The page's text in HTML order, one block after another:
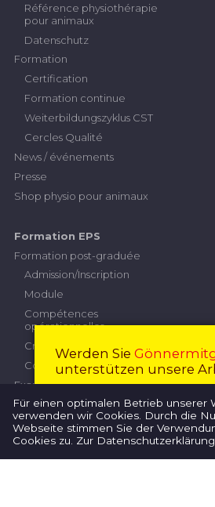
Référence physiothérapie
pour animaux
Datenschutz
Formation
Certification
Formation continue
Weiterbildungszyklus CST
Cercles Qualité
News / événements
Presse
Shop physio pour animaux
Formation EPS
Formation post-graduée
Admission/Inscription
Module
Compétences
opérationnelles
Critères de performance
Contribution
Examen professionnel supérieur
Commission d'examen
Inscription
Règlement concernant
Werden Sie
unterstützen unsere
Devenir membre
Für einen optimalen Betrieb unserer
verwenden wir Cookies. Durch die
Webseite stimmen Sie der
Cookies zu. Zur Datenschutzerklärung